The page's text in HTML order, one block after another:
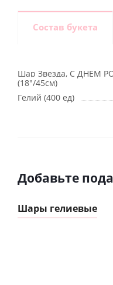
Состав букета
Шар Звезда, С ДНЕМ
(18"/45см)
Гелий (400 ед)
Добавьте
Шары гелиевые